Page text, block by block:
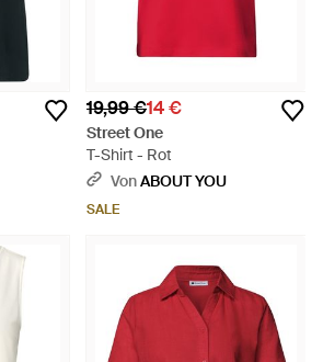
19,99 €14 €
Street One
T-Shirt - Rot
VonABOUT YOU
SALE